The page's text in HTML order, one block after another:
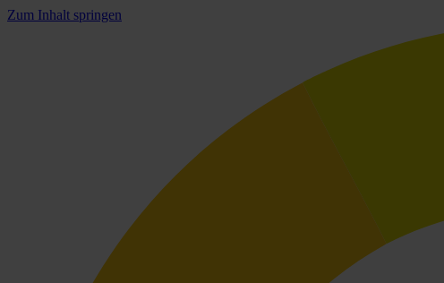
Zum Inhalt springen